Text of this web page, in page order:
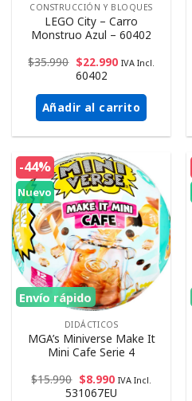
CONSTRUCCIÓN Y BLOQUES
LEGO City – Carro
Monstruo Azul – 60402
$35.990 $22.990 IVA Incl.
60402
Añadir al carrito
-44%
Nuevo
Envío rápido
DIDÁCTICOS
MGA’s Miniverse Make It
Mini Cafe Serie 4
$15.990 $8.990 IVA Incl.
531067EU